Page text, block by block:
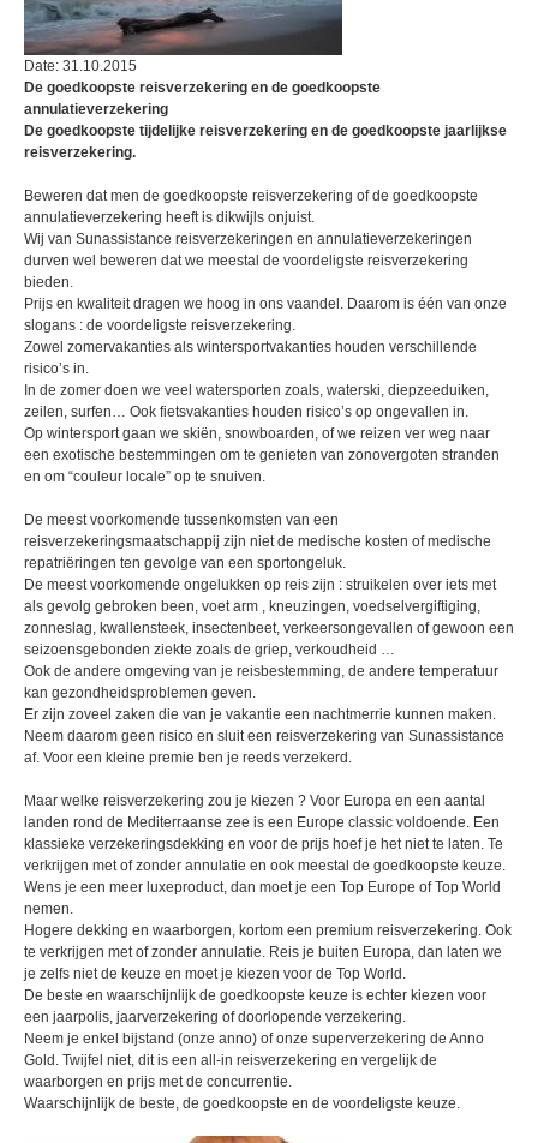
Date: 31.10.2015
De goedkoopste reisverzekering en de goedkoopste
annulatieverzekering
De goedkoopste tijdelijke reisverzekering en de goedkoopste jaarlijkse
reisverzekering.
Beweren dat men de goedkoopste reisverzekering of de goedkoopste
annulatieverzekering heeft is dikwijls onjuist.
Wij van Sunassistance reisverzekeringen en annulatieverzekeringen
durven wel beweren dat we meestal de voordeligste reisverzekering
bieden.
Prijs en kwaliteit dragen we hoog in ons vaandel. Daarom is één van onze
slogans : de voordeligste reisverzekering.
Zowel zomervakanties als wintersportvakanties houden verschillende
risico’s in.
In de zomer doen we veel watersporten zoals, waterski, diepzeeduiken,
zeilen, surfen… Ook fietsvakanties houden risico’s op ongevallen in.
Op wintersport gaan we skiën, snowboarden, of we reizen ver weg naar
een exotische bestemmingen om te genieten van zonovergoten stranden
en om “couleur locale” op te snuiven.
De meest voorkomende tussenkomsten van een
reisverzekeringsmaatschappij zijn niet de medische kosten of medische
repatriëringen ten gevolge van een sportongeluk.
De meest voorkomende ongelukken op reis zijn : struikelen over iets met
als gevolg gebroken been, voet arm , kneuzingen, voedselvergiftiging,
zonneslag, kwallensteek, insectenbeet, verkeersongevallen of gewoon een
seizoensgebonden ziekte zoals de griep, verkoudheid …
Ook de andere omgeving van je reisbestemming, de andere temperatuur
kan gezondheidsproblemen geven.
Er zijn zoveel zaken die van je vakantie een nachtmerrie kunnen maken.
Neem daarom geen risico en sluit een reisverzekering van Sunassistance
af. Voor een kleine premie ben je reeds verzekerd.
Maar welke reisverzekering zou je kiezen ? Voor Europa en een aantal
landen rond de Mediterraanse zee is een Europe classic voldoende. Een
klassieke verzekeringsdekking en voor de prijs hoef je het niet te laten. Te
verkrijgen met of zonder annulatie en ook meestal de goedkoopste keuze.
Wens je een meer luxeproduct, dan moet je een Top Europe of Top World
nemen.
Hogere dekking en waarborgen, kortom een premium reisverzekering. Ook
te verkrijgen met of zonder annulatie. Reis je buiten Europa, dan laten we
je zelfs niet de keuze en moet je kiezen voor de Top World.
De beste en waarschijnlijk de goedkoopste keuze is echter kiezen voor
een jaarpolis, jaarverzekering of doorlopende verzekering.
Neem je enkel bijstand (onze anno) of onze superverzekering de Anno
Gold. Twijfel niet, dit is een all-in reisverzekering en vergelijk de
waarborgen en prijs met de concurrentie.
Waarschijnlijk de beste, de goedkoopste en de voordeligste keuze.